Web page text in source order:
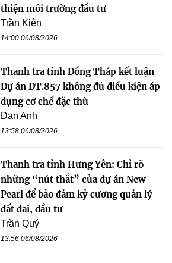
thiện môi trường đầu tư
Trần Kiên
14:00 06/08/2026
Thanh tra tỉnh Đồng Tháp kết luận
Dự án ĐT.857 không đủ điều kiện áp
dụng cơ chế đặc thù
Đan Anh
13:58 06/08/2026
Thanh tra tỉnh Hưng Yên: Chỉ rõ
những “nút thắt” của dự án New
Pearl để bảo đảm kỷ cương quản lý
đất đai, đầu tư
Trần Quý
13:56 06/08/2026